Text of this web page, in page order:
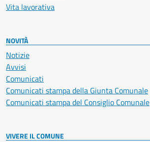
Vita lavorativa
NOVITÀ
Notizie
Avvisi
Comunicati
Comunicati stampa della Giunta Comunale
Comunicati stampa del Consiglio Comunale
VIVERE IL COMUNE